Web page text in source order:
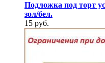
Подложка под торт
зол/бел.
15 руб.